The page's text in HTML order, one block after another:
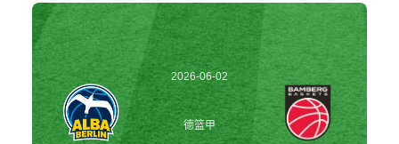
2026-06-02
00:30:00
德篮甲